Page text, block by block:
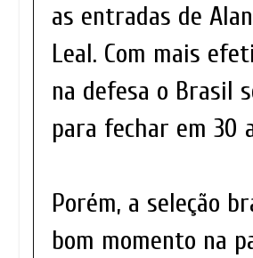
as entradas de
Leal. Com mais
na defesa o Brasil
para fechar em 30
Porém, a seleção
bom momento na